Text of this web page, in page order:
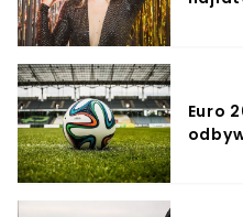
zamieszkach, do których
Euro